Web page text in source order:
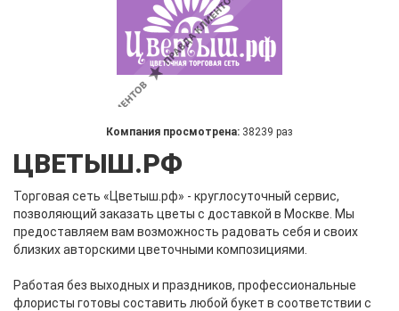
Компания просмотрена: 38239 раз
ЦВЕТЫШ.РФ
Торговая сеть «Цветыш.рф» - круглосуточный сервис,
позволяющий заказать цветы с доставкой в Москве. Мы
предоставляем вам возможность радовать себя и своих
близких авторскими цветочными композициями.
Работая без выходных и праздников, профессиональные
флористы готовы составить любой букет в соответствии с